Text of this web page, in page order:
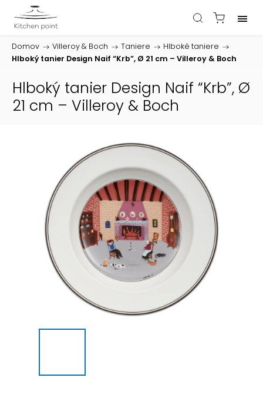
Domov / Villeroy & Boch / Taniere / Hlboké taniere /
Hlboký tanier Design Naif “Krb”, Ø 21 cm – Villeroy & Boch
Hlboký tanier Design Naif “Krb”, Ø
21 cm – Villeroy & Boch